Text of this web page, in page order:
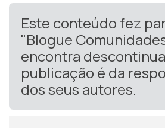
Este conteúdo fez
"Blogue
encontra
publicação é da
dos seus autores.